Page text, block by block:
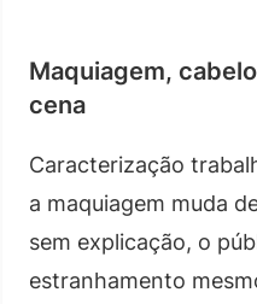
Maquiagem,
cena
Caracterização
a maquiagem muda
sem explicação, o
estranhamento